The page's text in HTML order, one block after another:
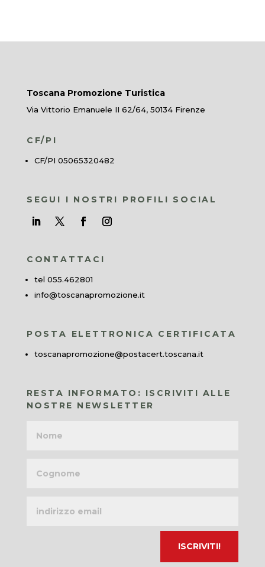
Toscana Promozione Turistica
Via Vittorio Emanuele II 62/64, 50134 Firenze
CF/PI
CF/PI 05065320482
SEGUI I NOSTRI PROFILI SOCIAL
CONTATTACI
tel 055.462801
info@toscanapromozione.it
POSTA ELETTRONICA CERTIFICATA
toscanapromozione@postacert.toscana.it
RESTA INFORMATO: ISCRIVITI ALLE
NOSTRE NEWSLETTER
email